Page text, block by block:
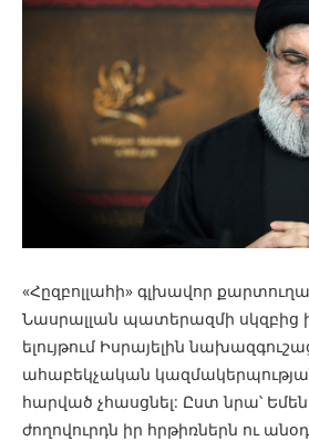
«Հըզբոլլահի» գլխավոր
Նասրալլան պատերազմի սկզբից
ելույթում Իսրայելին
ահաբեկչական
հարված չհասցնել: Ըստ նրա՝
ժողովուրդն իր հրթիռներն ու